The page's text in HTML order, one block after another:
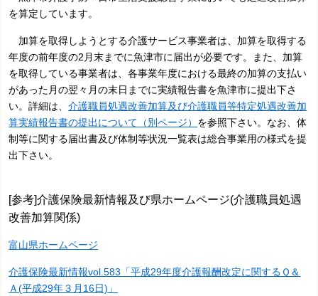
を算定しています。
加算を取得しようとする介護サービス事業者は、加算を取得する
年度の前年度の2月末までに魚津市に届出が必要です。また、加算
を取得している事業者は、各事業年度における最終の加算の支払い
があった月の翌々月の末日までに実績報告書を魚津市に提出下さ
い。詳細は、介護職員処遇改善加算及び介護職員等特定処遇改善加
算実績報告書の提出について（別ページ） を参照下さい。なお、体
制等に関する届出書及び体制等状況一覧表は総合事業用の様式を提
出下さい。
[参考]介護保険最新情報及び県ホームページ(介護職員処遇
改善加算関係)
富山県ホームページ
介護保険最新情報vol.583「平成29年度介護報酬改定に関するＱ＆
Ａ(平成29年３月16日)」